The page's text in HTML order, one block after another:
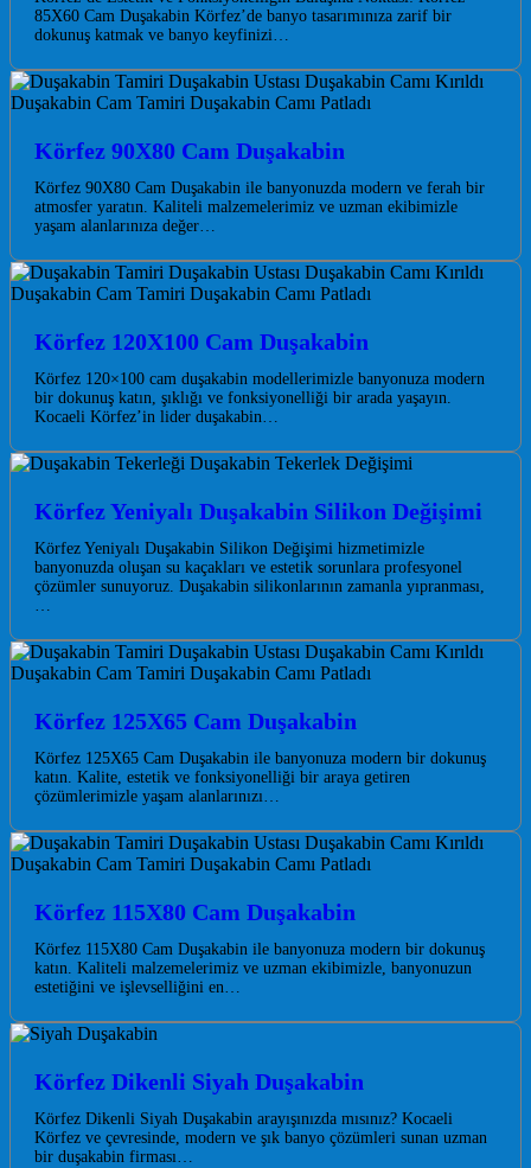
85X60 Cam Duşakabin Körfez’de banyo tasarımınıza zarif bir
dokunuş katmak ve banyo keyfinizi…
Körfez 90X80 Cam Duşakabin
Körfez 90X80 Cam Duşakabin ile banyonuzda modern ve ferah bir
atmosfer yaratın. Kaliteli malzemelerimiz ve uzman ekibimizle
yaşam alanlarınıza değer…
Körfez 120X100 Cam Duşakabin
Körfez 120×100 cam duşakabin modellerimizle banyonuza modern
bir dokunuş katın, şıklığı ve fonksiyonelliği bir arada yaşayın.
Kocaeli Körfez’in lider duşakabin…
Körfez Yeniyalı Duşakabin Silikon Değişimi
Körfez Yeniyalı Duşakabin Silikon Değişimi hizmetimizle
banyonuzda oluşan su kaçakları ve estetik sorunlara profesyonel
çözümler sunuyoruz. Duşakabin silikonlarının zamanla yıpranması,
…
Körfez 125X65 Cam Duşakabin
Körfez 125X65 Cam Duşakabin ile banyonuza modern bir dokunuş
katın. Kalite, estetik ve fonksiyonelliği bir araya getiren
çözümlerimizle yaşam alanlarınızı…
Körfez 115X80 Cam Duşakabin
Körfez 115X80 Cam Duşakabin ile banyonuza modern bir dokunuş
katın. Kaliteli malzemelerimiz ve uzman ekibimizle, banyonuzun
estetiğini ve işlevselliğini en…
Körfez Dikenli Siyah Duşakabin
Körfez Dikenli Siyah Duşakabin arayışınızda mısınız? Kocaeli
Körfez ve çevresinde, modern ve şık banyo çözümleri sunan uzman
bir duşakabin firması…